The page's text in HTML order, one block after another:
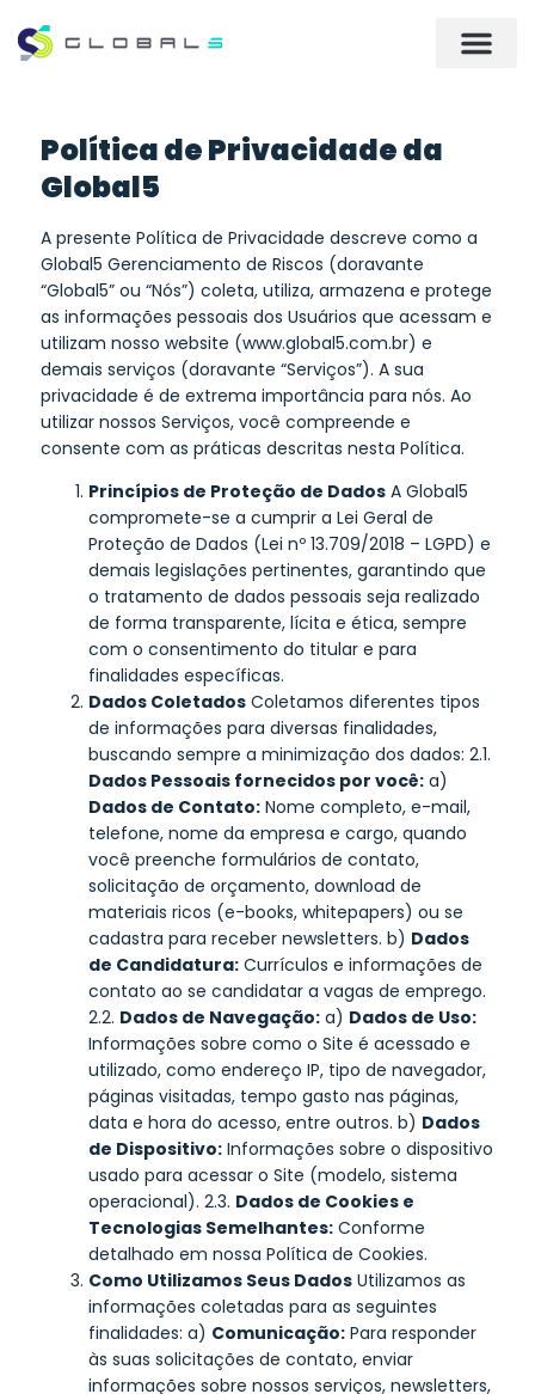
Política de Privacidade da
Global5
A presente Política de Privacidade descreve como a
Global5 Gerenciamento de Riscos (doravante
“Global5” ou “Nós”) coleta, utiliza, armazena e protege
as informações pessoais dos Usuários que acessam e
utilizam nosso website (www.global5.com.br) e
demais serviços (doravante “Serviços”). A sua
privacidade é de extrema importância para nós. Ao
utilizar nossos Serviços, você compreende e
consente com as práticas descritas nesta Política.
Princípios de Proteção de DadosA Global5
compromete-se a cumprir a Lei Geral de
Proteção de Dados (Lei nº 13.709/2018 – LGPD) e
demais legislações pertinentes, garantindo que
o tratamento de dados pessoais seja realizado
de forma transparente, lícita e ética, sempre
com o consentimento do titular e para
finalidades específicas.
Dados ColetadosColetamos diferentes tipos
de informações para diversas finalidades,
buscando sempre a minimização dos dados: 2.1.
Dados Pessoais fornecidos por você:a)
Dados de Contato:Nome completo, e-mail,
telefone, nome da empresa e cargo, quando
você preenche formulários de contato,
solicitação de orçamento, download de
materiais ricos (e-books, whitepapers) ou se
cadastra para receber newsletters. b) Dados
de Candidatura:Currículos e informações de
contato ao se candidatar a vagas de emprego.
2.2. Dados de Navegação:a) Dados de Uso:
Informações sobre como o Site é acessado e
utilizado, como endereço IP, tipo de navegador,
páginas visitadas, tempo gasto nas páginas,
data e hora do acesso, entre outros. b) Dados
de Dispositivo:Informações sobre o dispositivo
usado para acessar o Site (modelo, sistema
operacional). 2.3. Dados de Cookies e
Tecnologias Semelhantes:Conforme
detalhado em nossa Política de Cookies.
Como Utilizamos Seus DadosUtilizamos as
informações coletadas para as seguintes
finalidades: a) Comunicação:Para responder
às suas solicitações de contato, enviar
informações sobre nossos serviços, newsletters,